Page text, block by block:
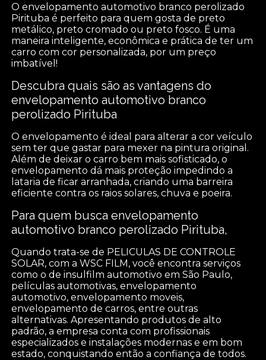
O envelopamento automotivo branco perolizado
Pirituba é perfeito para quem gosta de preto
metálico, preto cromado ou preto fosco. É uma
maneira inteligente, econômica e prática de ter um
carro com cor personalizada, por um preço
imbatível!
Descubra quais são as vantagens do
envelopamento automotivo branco
perolizado Pirituba
O envelopamento é ideal para alterar a cor veículo
sem ter que gastar para mexer na pintura original.
Além de deixar o carro bem mais sofisticado, o
envelopamento dá mais proteção impedindo a
lataria de ficar arranhada, criando uma barreira
eficiente contra os raios solares, chuva e poeira.
Para quem busca envelopamento
automotivo branco perolizado Pirituba,
Quando trata-se de PELICULAS DE CONTROLE
SOLAR, com a WSC FILM, você encontra serviços
como o de insulfilm automotivo em São Paulo,
películas automotivas, envelopamento
automotivo, envelopamento moveis,
envelopamento de carros, entre outras
alternativas. Apresentando produtos de alto
padrão, a empresa conta com profissionais
especializados e instalações modernas e em bom
estado, conquistando então a confiança de todos.